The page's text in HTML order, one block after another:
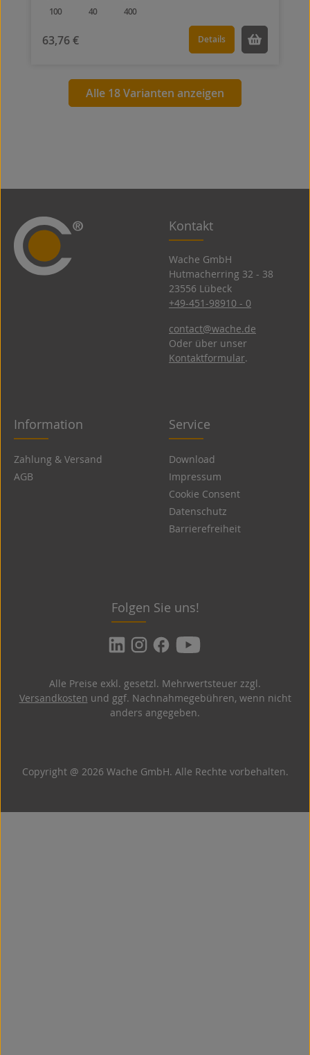
100 40 400
63,76 € Details
Alle 18 Varianten anzeigen
Kontakt
Wache GmbH
Hutmacherring 32 ­- 38
23556 Lübeck
+49-451-98910 - 0
contact@wache.de
Oder über unser
Kontaktformular.
Information
Zahlung & Versand
AGB
Service
Download
Impressum
Cookie Consent
Datenschutz
Barrierefreiheit
Folgen Sie uns!
Copyright @ 2026 Wache GmbH. Alle Rechte vorbehalten.
Alle Preise exkl. gesetzl. Mehrwertsteuer zzgl.
Versandkosten und ggf. Nachnahmegebühren, wenn nicht
anders angegeben.